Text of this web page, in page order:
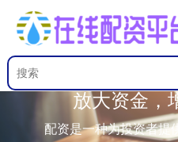
放大资金，
配资是一种为投资者提